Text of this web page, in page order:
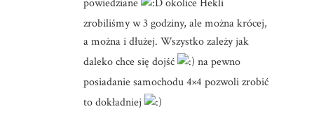
powiedziane
okolice Hekli
zrobiliśmy w 3 godziny, ale można krócej,
a można i dłużej. Wszystko zależy jak
daleko chce się dojść
na pewno
posiadanie samochodu 4×4 pozwoli zrobić
to dokładniej